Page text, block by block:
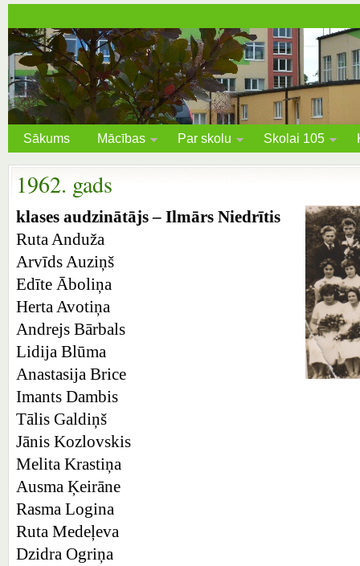
Sākums Mācības Par skolu Skolai 105
1962. gads
klases audzinātājs – Ilmārs Niedrītis
Ruta Anduža
Arvīds Auziņš
Edīte Āboliņa
Herta Avotiņa
Andrejs Bārbals
Lidija Blūma
Anastasija Brice
Imants Dambis
Tālis Galdiņš
Jānis Kozlovskis
Melita Krastiņa
Ausma Ķeirāne
Rasma Logina
Ruta Medeļeva
Dzidra Ogriņa